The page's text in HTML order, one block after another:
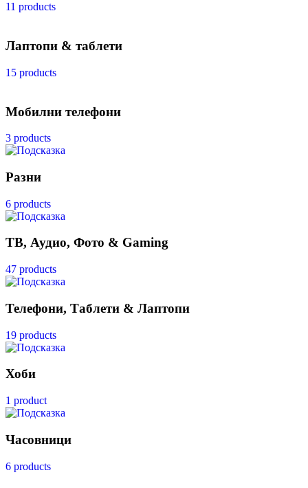
11 products
Лаптопи & таблети
15 products
Мобилни телефони
3 products
Разни
6 products
ТВ, Аудио, Фото & Gaming
47 products
Телефони, Таблети & Лаптопи
19 products
Хоби
1 product
Часовници
6 products